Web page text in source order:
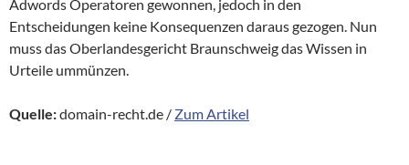
Adwords Operatoren gewonnen, jedoch in den
Entscheidungen keine Konsequenzen daraus gezogen. Nun
muss das Oberlandesgericht Braunschweig das Wissen in
Urteile ummünzen.
Quelle:domain-recht.de / Zum Artikel